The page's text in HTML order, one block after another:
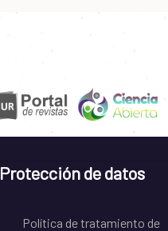
Protección de datos
Política de tratamiento de